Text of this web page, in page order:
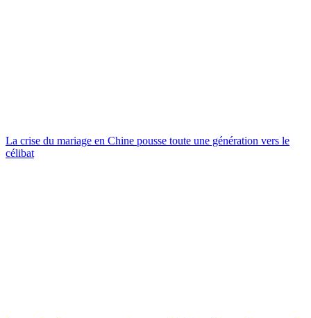
La crise du mariage en Chine pousse toute une génération vers le
célibat